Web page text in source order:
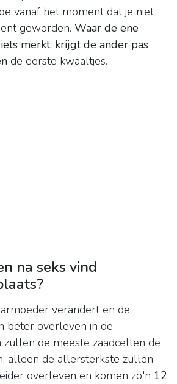
vanaf het moment dat je niet
geworden. Waar de ene
merkt, krijgt de ander pas
de eerste kwaaltjes.
na seks vind
verandert en de
beter overleven in de
zullen de meeste zaadcellen de
alleen de allersterkste zullen
overleven en komen zo'n 12